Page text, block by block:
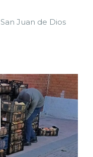
San Juan de Dios